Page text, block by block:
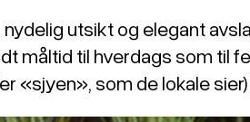
nydelig utsikt og elegant
måltid til hverdags som til
«sjyen», som de lokale sier)